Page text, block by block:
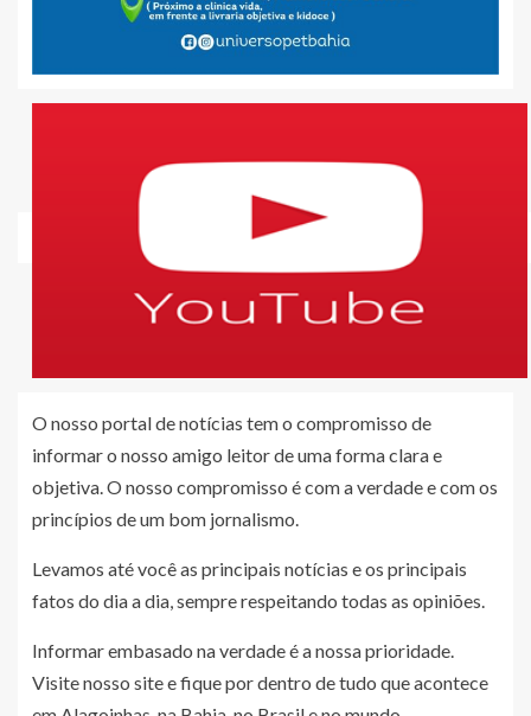
O nosso portal de notícias tem o compromisso de
informar o nosso amigo leitor de uma forma clara e
objetiva. O nosso compromisso é com a verdade e com os
princípios de um bom jornalismo.
Levamos até você as principais notícias e os principais
fatos do dia a dia, sempre respeitando todas as opiniões.
Informar embasado na verdade é a nossa prioridade.
Visite nosso site e fique por dentro de tudo que acontece